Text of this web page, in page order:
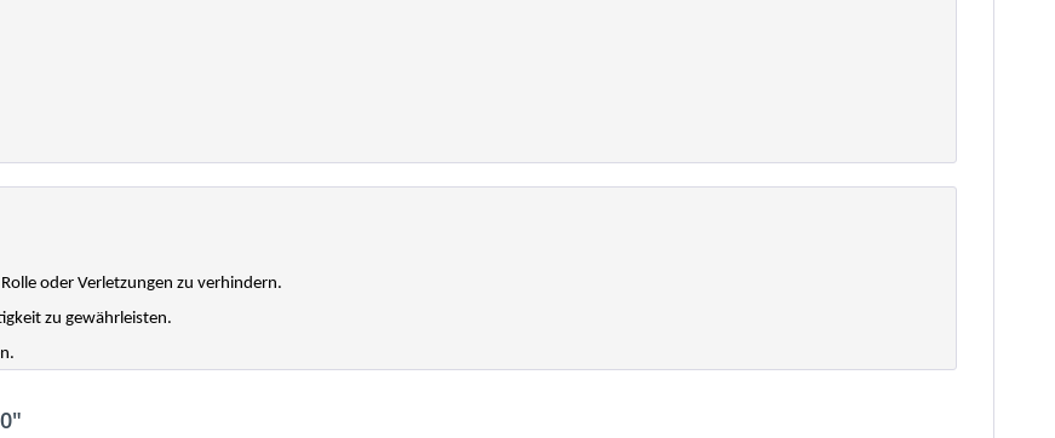
oder Verletzungen zu verhindern.
zu gewährleisten.